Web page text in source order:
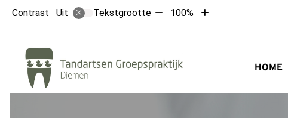
Contrast Uit Tekstgrootte Tekst100%
Tekst
HOME